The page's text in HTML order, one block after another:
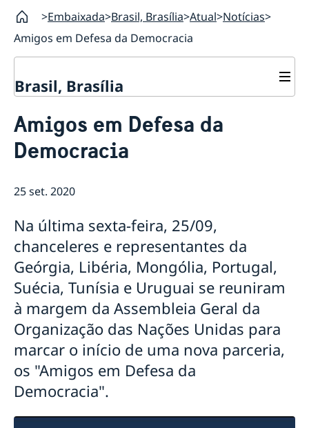
Embaixada Brasil, Brasília Atual Notícias
Amigos em Defesa da Democracia
Brasil, Brasília
Equipe da embaixada
Tratamento de dados pessoais na embaixada da
Suécia em Brasília
Atual
Notícias
Ministro para Defesa Civil da Suécia visita o Brasil em
Eventos para estudantes em 2026
Suécia vai suspender proibição de entrada de todos
os países
Novidades sobre o número de coordenação
Sobre vagas na Embaixada da Suécia em Brasilia
NOTA OFICIAL
Rio de Janeiro tem novo Consul-Geral Honorário da
Suécia
Em caso de viagem para a Suécia
Evento online Semanas de Inovação Suécia-Brasil
discute negócios sustentáveis
Comandante da Força Aérea da Suécia é
Suécia aumenta sua contribuição para a ação
Amigos em Defesa da
Democracia
25 set. 2020
Na última sexta-feira, 25/09,
chanceleres e representantes da
Geórgia, Libéria, Mongólia, Portugal,
Suécia, Tunísia e Uruguai se reuniram
à margem da Assembleia Geral da
Organização das Nações Unidas para
marcar o início de uma nova parceria,
os "Amigos em Defesa da
Democracia".